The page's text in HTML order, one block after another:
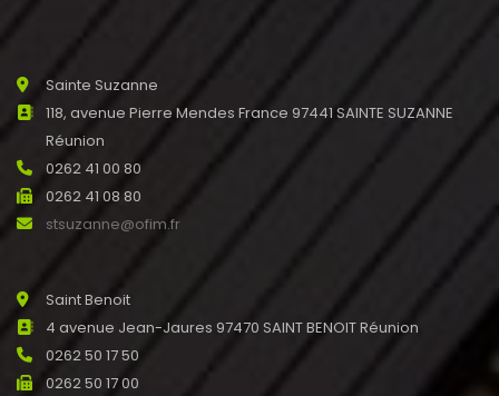
Sainte Suzanne
118, avenue Pierre Mendes France 97441 SAINTE SUZANNE
Réunion
0262 41 00 80
0262 41 08 80
stsuzanne@ofim.fr
Saint Benoit
4 avenue Jean-Jaures 97470 SAINT BENOIT Réunion
0262 50 17 50
0262 50 17 00